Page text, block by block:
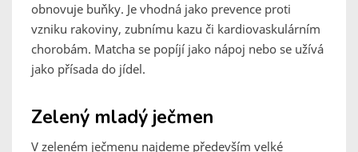
obnovuje buňky. Je vhodná jako prevence proti
vzniku rakoviny, zubnímu kazu či kardiovaskulárním
chorobám. Matcha se popíjí jako nápoj nebo se užívá
jako přísada do jídel.
Zelený mladý ječmen
V zeleném ječmenu najdeme především velké